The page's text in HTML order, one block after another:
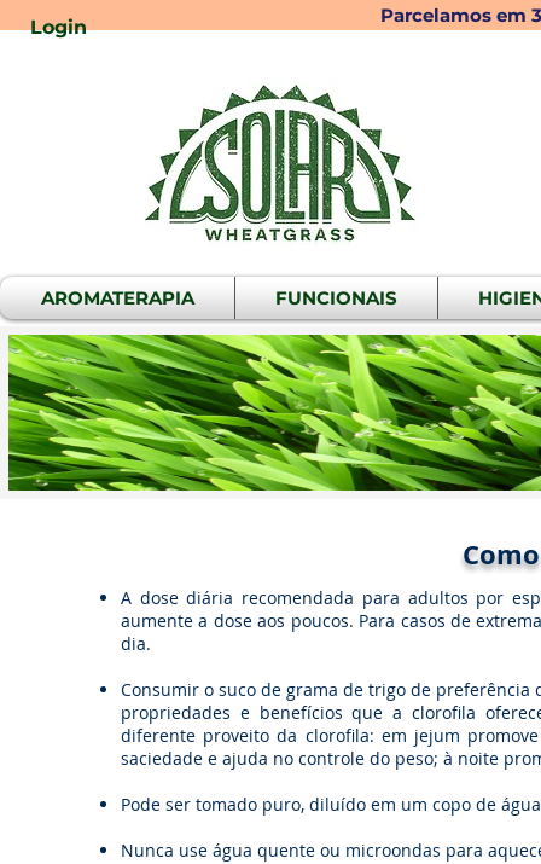
Parcelamos em
Login
AROMATERAPIA FUNCIONAIS
A dose diária recomendada para adultos por
aumente a dose aos poucos. Para casos de
dia.
Consumir o suco de grama de trigo de preferência
propriedades e benefícios que a clorofila
diferente proveito da clorofila: em jejum
saciedade e ajuda no controle do peso; à noite
Pode ser tomado puro, diluído em um copo de
Nunca use água quente ou microondas para